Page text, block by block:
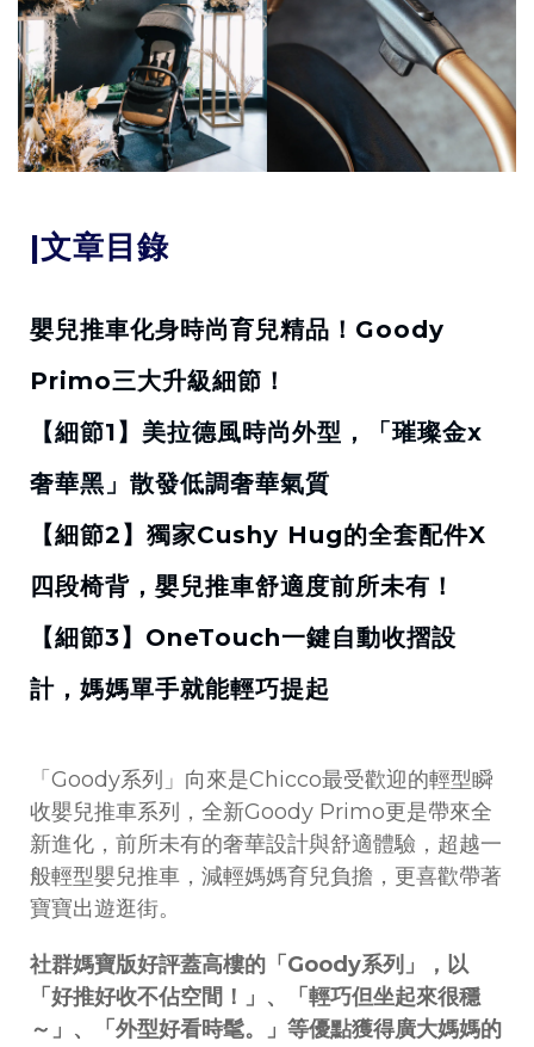
|文章目錄
嬰兒推車化身時尚育兒精品！Goody
Primo三大升級細節！
【細節1】美拉德風時尚外型，「璀璨金x
奢華黑」散發低調奢華氣質
【細節2】獨家Cushy Hug的全套配件X
四段椅背，嬰兒推車舒適度前所未有！
【細節3】OneTouch一鍵自動收摺設
計，媽媽單手就能輕巧提起
「Goody系列」向來是Chicco最受歡迎的輕型瞬
收嬰兒推車系列，全新Goody Primo更是帶來全
新進化，前所未有的奢華設計與舒適體驗，超越一
般輕型嬰兒推車，減輕媽媽育兒負擔，更喜歡帶著
寶寶出遊逛街。
社群媽寶版好評蓋高樓的「Goody系列」，以
「好推好收不佔空間！」、「輕巧但坐起來很穩
～」、「外型好看時髦。」等優點獲得廣大媽媽的